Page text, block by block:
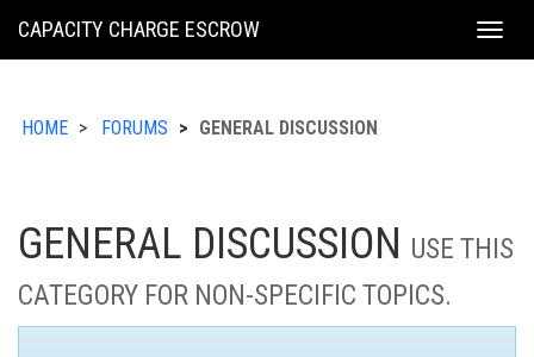
KING
CAPACITY CHARGE ESCROW
HOME FORUMS GENERAL DISCUSSION
GENERAL DISCUSSION USE THIS
CATEGORY FOR NON-SPECIFIC TOPICS.